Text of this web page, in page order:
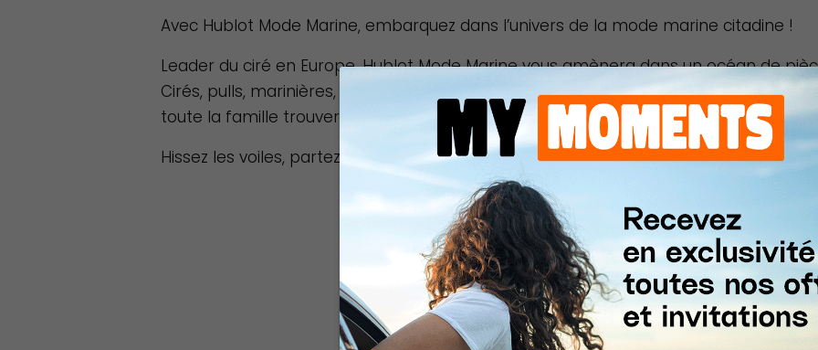
Avec Hublot Mode Marine, embarquez dans l’univers de la mode marine citadine !
Leader du ciré en Europe, Hublot Mode Marine vous amènera dans un océan de
Cirés, pulls, marinières, t-shirts, accessoires… découvrez un vestiaire complet,
toute la famille trouvera son bonheur, du plus petit des moussaillons au plus grand
Hissez les voiles, partez à la découverte de nos collections et optez pour un look